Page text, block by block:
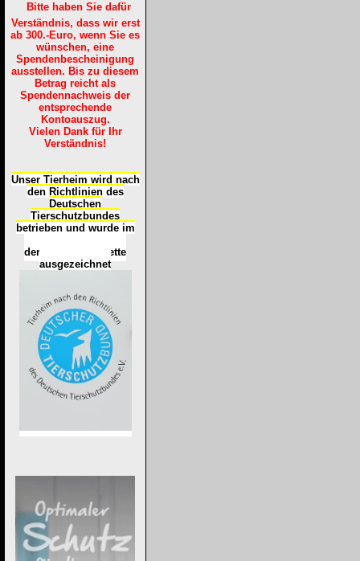
Bitte haben Sie dafür
Verständnis, dass wir erst
ab 300.-Euro, wenn Sie es
wünschen, eine
Spendenbescheinigung
ausstellen. Bis zu diesem
Betrag reicht als
Spendennachweis der
entsprechende
Kontoauszug.
Vielen Dank für Ihr
Verständnis!
Unser Tierheim wird nach
den Richtlinien des
Deutschen
Tierschutzbundes
betrieben und wurde im
der
Tierheimplakette
ausgezeichnet